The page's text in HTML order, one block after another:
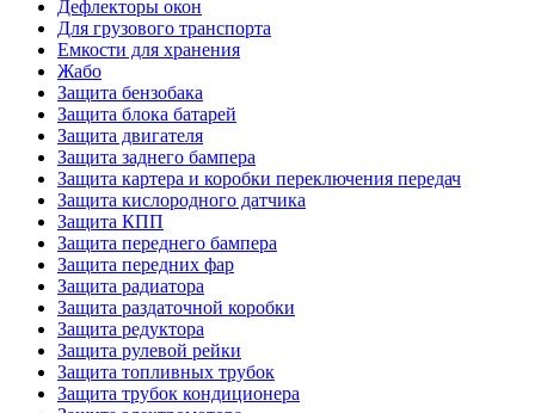
Дефлекторы окон
Для грузового транспорта
Емкости для хранения
Жабо
Защита бензобака
Защита блока батарей
Защита двигателя
Защита заднего бампера
Защита картера и коробки переключения передач
Защита кислородного датчика
Защита КПП
Защита переднего бампера
Защита передних фар
Защита радиатора
Защита раздаточной коробки
Защита редуктора
Защита рулевой рейки
Защита топливных трубок
Защита трубок кондиционера